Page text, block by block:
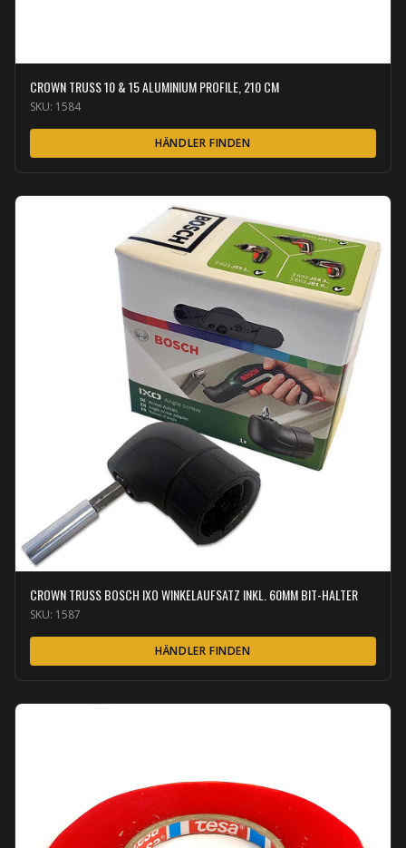
CROWN TRUSS 10 & 15 ALUMINIUM PROFILE, 210 CM
SKU: 1584
HÄNDLER FINDEN
CROWN TRUSS BOSCH IXO WINKELAUFSATZ INKL. 60MM BIT-HALTER
SKU: 1587
HÄNDLER FINDEN